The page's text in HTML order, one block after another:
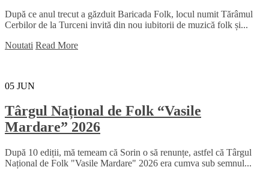
După ce anul trecut a găzduit Baricada Folk, locul numit Tărâmul
Cerbilor de la Turceni invită din nou iubitorii de muzică folk și...
Noutati Read More
05 JUN
Târgul Național de Folk “Vasile
Mardare” 2026
După 10 ediții, mă temeam că Sorin o să renunțe, astfel că Târgul
Național de Folk "Vasile Mardare" 2026 era cumva sub semnul...